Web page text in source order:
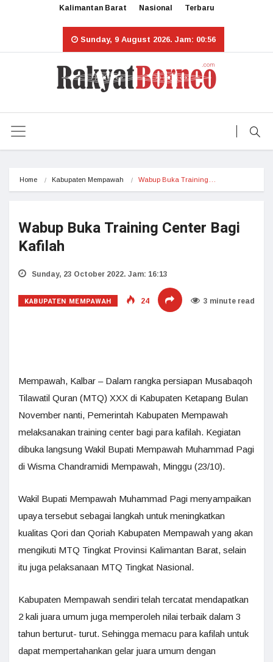
Kalimantan Barat Nasional Terbaru
Sunday, 9 August 2026. Jam: 00:56
Home Kabupaten Mempawah Wabup Buka Training…
Wabup Buka Training Center Bagi
Kafilah
Sunday, 23 October 2022. Jam: 16:13
KABUPATEN MEMPAWAH 24 3 minute read
Mempawah, Kalbar – Dalam rangka persiapan Musabaqoh
Tilawatil Quran (MTQ) XXX di Kabupaten Ketapang Bulan
November nanti, Pemerintah Kabupaten Mempawah
melaksanakan training center bagi para kafilah. Kegiatan
dibuka langsung Wakil Bupati Mempawah Muhammad Pagi
di Wisma Chandramidi Mempawah, Minggu (23/10).
Wakil Bupati Mempawah Muhammad Pagi menyampaikan
upaya tersebut sebagai langkah untuk meningkatkan
kualitas Qori dan Qoriah Kabupaten Mempawah yang akan
mengikuti MTQ Tingkat Provinsi Kalimantan Barat, selain
itu juga pelaksanaan MTQ Tingkat Nasional.
Kabupaten Mempawah sendiri telah tercatat mendapatkan
2 kali juara umum juga memperoleh nilai terbaik dalam 3
tahun berturut- turut. Sehingga memacu para kafilah untuk
dapat mempertahankan gelar juara umum dengan